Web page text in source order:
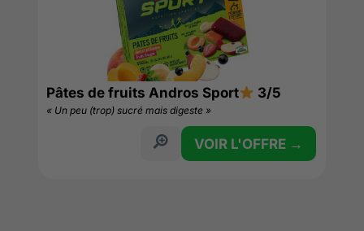
Pâtes de fruits Andros Sport 3/5
« Un peu (trop) sucré mais digeste »
VOIR L'OFFRE →